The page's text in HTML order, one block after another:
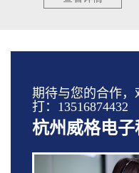
期待与您的合作
打：13516874432
杭州威格电